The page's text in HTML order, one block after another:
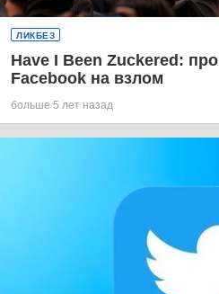
ЛИКБЕЗ
Have I Been Zuckered:
Facebook на взлом
больше 5 лет назад